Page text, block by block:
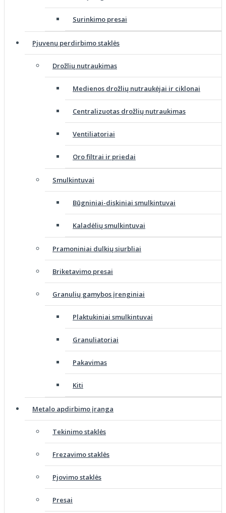
Surinkimo presai
Pjuvenų perdirbimo staklės
Drožlių nutraukimas
Medienos drožlių nutraukėjai ir ciklonai
Centralizuotas drožlių nutraukimas
Ventiliatoriai
Oro filtrai ir priedai
Smulkintuvai
Būgniniai-diskiniai smulkintuvai
Kaladėlių smulkintuvai
Pramoniniai dulkių siurbliai
Briketavimo presai
Granulių gamybos įrenginiai
Plaktukiniai smulkintuvai
Granuliatoriai
Pakavimas
Kiti
Metalo apdirbimo įranga
Tekinimo staklės
Frezavimo staklės
Pjovimo staklės
Presai